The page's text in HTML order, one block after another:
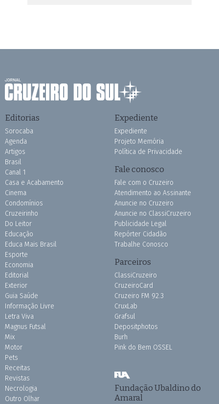
Editorias
Sorocaba
Agenda
Artigos
Brasil
Canal 1
Casa e Acabamento
Cinema
Condomínios
Cruzeirinho
Do Leitor
Educação
Educa Mais Brasil
Esporte
Economia
Editorial
Exterior
Guia Saúde
Informação Livre
Letra Viva
Magnus Futsal
Mix
Motor
Pets
Receitas
Revistas
Necrologia
Outro Olhar
Expediente
Expediente
Projeto Memória
Política de Privacidade
Fale conosco
Fale com o Cruzeiro
Atendimento ao Assinante
Anuncie no Cruzeiro
Anuncie no ClassiCruzeiro
Publicidade Legal
Repórter Cidadão
Trabalhe Conosco
Parceiros
ClassiCruzeiro
CruzeiroCard
Cruzeiro FM 92.3
CruxLab
Grafsul
Depositphotos
Burh
Pink do Bem OSSEL
Fundação Ubaldino do
Amaral